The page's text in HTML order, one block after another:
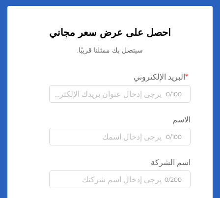
احصل على عرض سعر مجاني
سيتصل بك ممثلنا قريبًا.
البريد الإلكتروني
0/100
الاسم
0/100
اسم الشركة
0/200